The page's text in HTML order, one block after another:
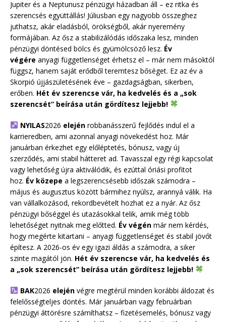
Jupiter és a Neptunusz pénzügyi házadban áll – ez ritka és
szerencsés együttállás! Júliusban egy nagyobb összeghez
juthatsz, akár eladásból, örökségből, akár nyeremény
formájában. Az ősz a stabilizálódás időszaka lesz, minden
pénzügyi döntésed bölcs és gyümölcsöző lesz. Év
végére anyagi függetlenséget érhetsz el – már nem másoktól
függsz, hanem saját erődből teremtesz bőséget. Ez az év a
Skorpió újjászületésének éve – gazdagságban, sikerben,
erőben. Hét év szerencse vár, ha kedvelés és a „sok
szerencsét” beírása után gördítesz lejjebb!
NYILAS2026 elejénrobbanásszerű fejlődés indul el a
karrieredben, ami azonnal anyagi növekedést hoz. Már
januárban érkezhet egy előléptetés, bónusz, vagy új
szerződés, ami stabil hátteret ad. Tavasszal egy régi kapcsolat
vagy lehetőség újra aktiválódik, és ezúttal óriási profitot
hoz. Év közepe a legszerencsésebb időszak számodra –
május és augusztus között bármihez nyúlsz, arannyá válik. Ha
van vállalkozásod, rekordbevételt hozhat ez a nyár. Az ősz
pénzügyi bőséggel és utazásokkal telik, amik még több
lehetőséget nyitnak meg előtted. Év végén már nem kérdés,
hogy megérte kitartani – anyagi függetlenséget és stabil jövőt
építesz. A 2026-os év egy igazi áldás a számodra, a siker
szinte magától jön. Hét év szerencse vár, ha kedvelés és
a „sok szerencsét” beírása után gördítesz lejjebb!
BAK2026 elejénvégre megtérül minden korábbi áldozat és
felelősségteljes döntés. Már januárban vagy februárban
pénzügyi áttörésre számíthatsz – fizetésemelés, bónusz vagy